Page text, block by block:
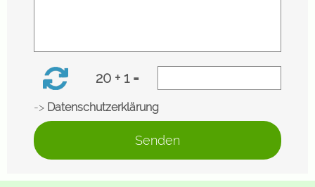
20 + 1 =
-> Datenschutzerklärung
Senden